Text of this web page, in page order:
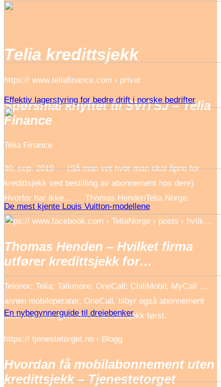
Effektiv lagerstyring for bedre drift i norske bedrifter
De mest kjente Louis Vuitton-modellene
En nybegynnerguide til dreiebenker
Telia kredittsjekk
https:// www.teliafinance.com › privat
Spørsmål knyttet til SVITSJ – Telia
Finance
Telia Finance
30. sep. 2019 — (Så man vet hvor man skal åpne for
kredittsjekk ved bestilling av abonnement hos dere)
Hvorfor har ikke… … Thomas Henden‎Telia Norge.
https:// www.facebook.com › TeliaNorge › posts › hvilk…
Thomas Henden – Hvilket firma
utfører kredittsjekk for…
Telenor; Telia; Talkmore; OneCall; ChiliMobil; MyCall …
annen mobiloperatør, OneCall, tilbyr også abonnement
uten at du må gjennom en kredittsjekk først.
https:// tjenestetorget.no › Blogg
Hvordan få mobilabonnement uten
kredittsjekk – Tjenestetorget